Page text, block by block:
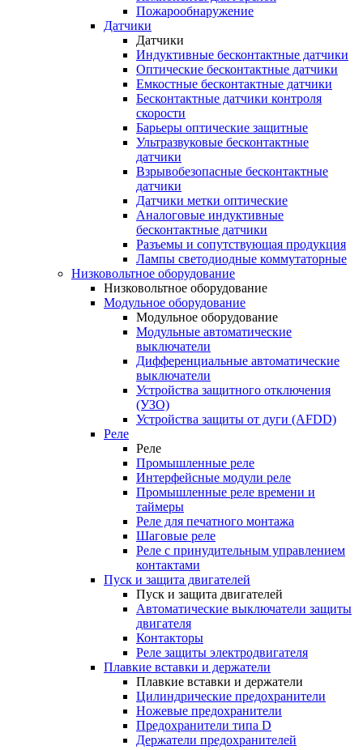
Пожарообнаружение
Датчики
Датчики
Индуктивные бесконтактные датчики
Оптические бесконтактные датчики
Емкостные бесконтактные датчики
Бесконтактные датчики контроля
скорости
Барьеры оптические защитные
Ультразвуковые бесконтактные
датчики
Взрывобезопасные бесконтактные
датчики
Датчики метки оптические
Аналоговые индуктивные
бесконтактные датчики
Разъемы и сопутствующая продукция
Лампы светодиодные коммутаторные
Низковольтное оборудование
Низковольтное оборудование
Модульное оборудование
Модульное оборудование
Модульные автоматические
выключатели
Дифференциальные автоматические
выключатели
Устройства защитного отключения
(УЗО)
Устройства защиты от дуги (AFDD)
Реле
Реле
Промышленные реле
Интерфейсные модули реле
Промышленные реле времени и
таймеры
Реле для печатного монтажа
Шаговые реле
Реле с принудительным управлением
контактами
Пуск и защита двигателей
Пуск и защита двигателей
Автоматические выключатели защиты
двигателя
Контакторы
Реле защиты электродвигателя
Плавкие вставки и держатели
Плавкие вставки и держатели
Цилиндрические предохранители
Ножевые предохранители
Предохранители типа D
Держатели предохранителей